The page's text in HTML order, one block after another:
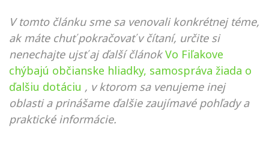
V tomto článku sme sa venovali konkrétnej téme,
ak máte chuť pokračovať v čítaní, určite si
nenechajte ujsť aj ďalší článok Vo Fiľakove
chýbajú občianske hliadky, samospráva žiada o
ďalšiu dotáciu , v ktorom sa venujeme inej
oblasti a prinášame ďalšie zaujímavé pohľady a
praktické informácie.